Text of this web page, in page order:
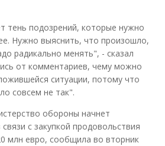
тень подозрений, которые нужно
Нужно выяснить, что произошло,
радикально менять", - сказал
от комментариев, чему можно
ситуации, потому что
совсем не так".
обороны начнет
с закупкой продовольствия
млн евро, сообщила во вторник